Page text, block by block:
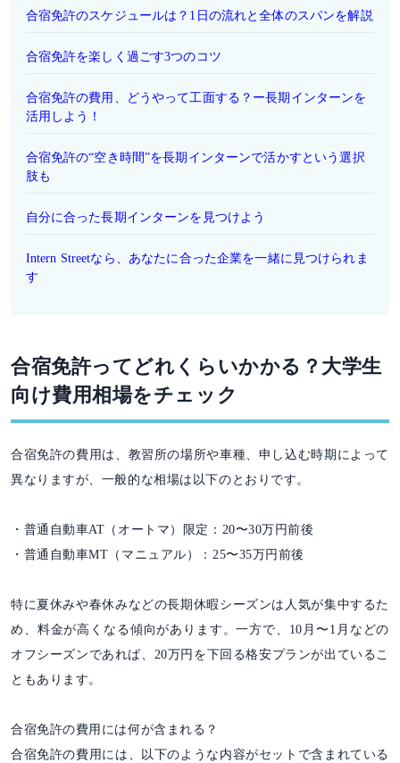
合宿免許のスケジュールは？1日の流れと全体のスパンを解説
合宿免許を楽しく過ごす3つのコツ
合宿免許の費用、どうやって工面する？ー長期インターンを
活用しよう！
合宿免許の“空き時間”を長期インターンで活かすという選択
肢も
自分に合った長期インターンを見つけよう
Intern Streetなら、あなたに合った企業を一緒に見つけられま
す
合宿免許ってどれくらいかかる？大学生
向け費用相場をチェック
合宿免許の費用は、教習所の場所や車種、申し込む時期によって
異なりますが、一般的な相場は以下のとおりです。
・普通自動車AT（オートマ）限定：20〜30万円前後
・普通自動車MT（マニュアル）：25〜35万円前後
特に夏休みや春休みなどの長期休暇シーズンは人気が集中するた
め、料金が高くなる傾向があります。一方で、10月〜1月などの
オフシーズンであれば、20万円を下回る格安プランが出ているこ
ともあります。
合宿免許の費用には何が含まれる？
合宿免許の費用には、以下のような内容がセットで含まれている